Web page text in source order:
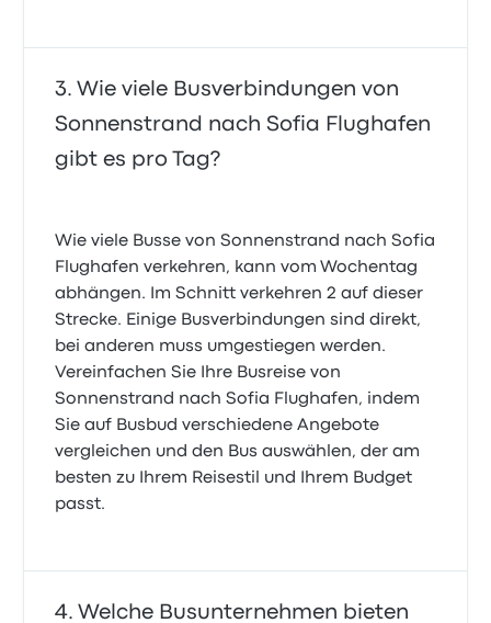
Wie viele Busverbindungen von
Sonnenstrand nach Sofia Flughafen
gibt es pro Tag?
Wie viele Busse von Sonnenstrand nach Sofia
Flughafen verkehren, kann vom Wochentag
abhängen. Im Schnitt verkehren 2 auf dieser
Strecke. Einige Busverbindungen sind direkt,
bei anderen muss umgestiegen werden.
Vereinfachen Sie Ihre Busreise von
Sonnenstrand nach Sofia Flughafen, indem
Sie auf Busbud verschiedene Angebote
vergleichen und den Bus auswählen, der am
besten zu Ihrem Reisestil und Ihrem Budget
passt.
Welche Busunternehmen bieten